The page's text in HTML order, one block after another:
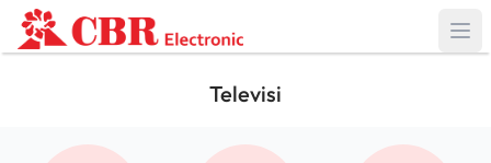
Televisi